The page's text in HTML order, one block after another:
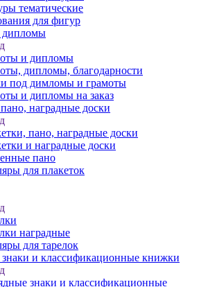
тематические
для фигур
дипломы
и дипломы
дипломы, благодарности
под димломы и грамоты
и дипломы на заказ
наградные доски
пано, наградные доски
и наградные доски
пано
для плакеток
наградные
для тарелок
знаки и классификационные книжки
знаки и классификационные